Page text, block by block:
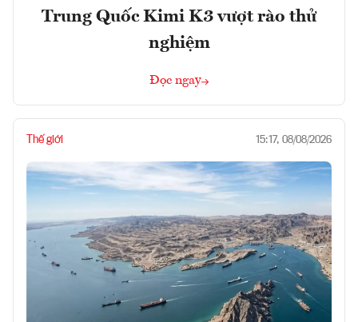
Trung Quốc Kimi K3 vượt rào thử
nghiệm
Đọc ngay
Thế giới 15:17, 08/08/2026